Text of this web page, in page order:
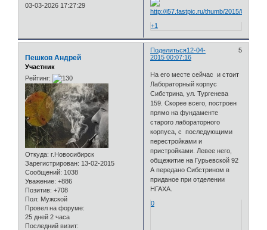
03-03-2026 17:27:29
+1
Поделиться 5
12-04-
2015 00:07:16
Пешков Андрей
Участник
Рейтинг:
Откуда: г.Новосибирск
Зарегистрирован: 13-02-2015
Сообщений: 1038
Уважение: +886
Позитив: +708
Пол: Мужской
Провел на форуме:
25 дней 2 часа
Последний визит:
На его месте сейчас и стоит
Лабораторный корпус
Сибстрина, ул. Тургенева
159. Скорее всего, построен
прямо на фундаменте
старого лабораторного
корпуса, с последующими
перестройками и
пристройками. Левее него,
общежитие на Гурьевской 92
А передано Сибстрином в
приданое при отделении
НГАХА.
0